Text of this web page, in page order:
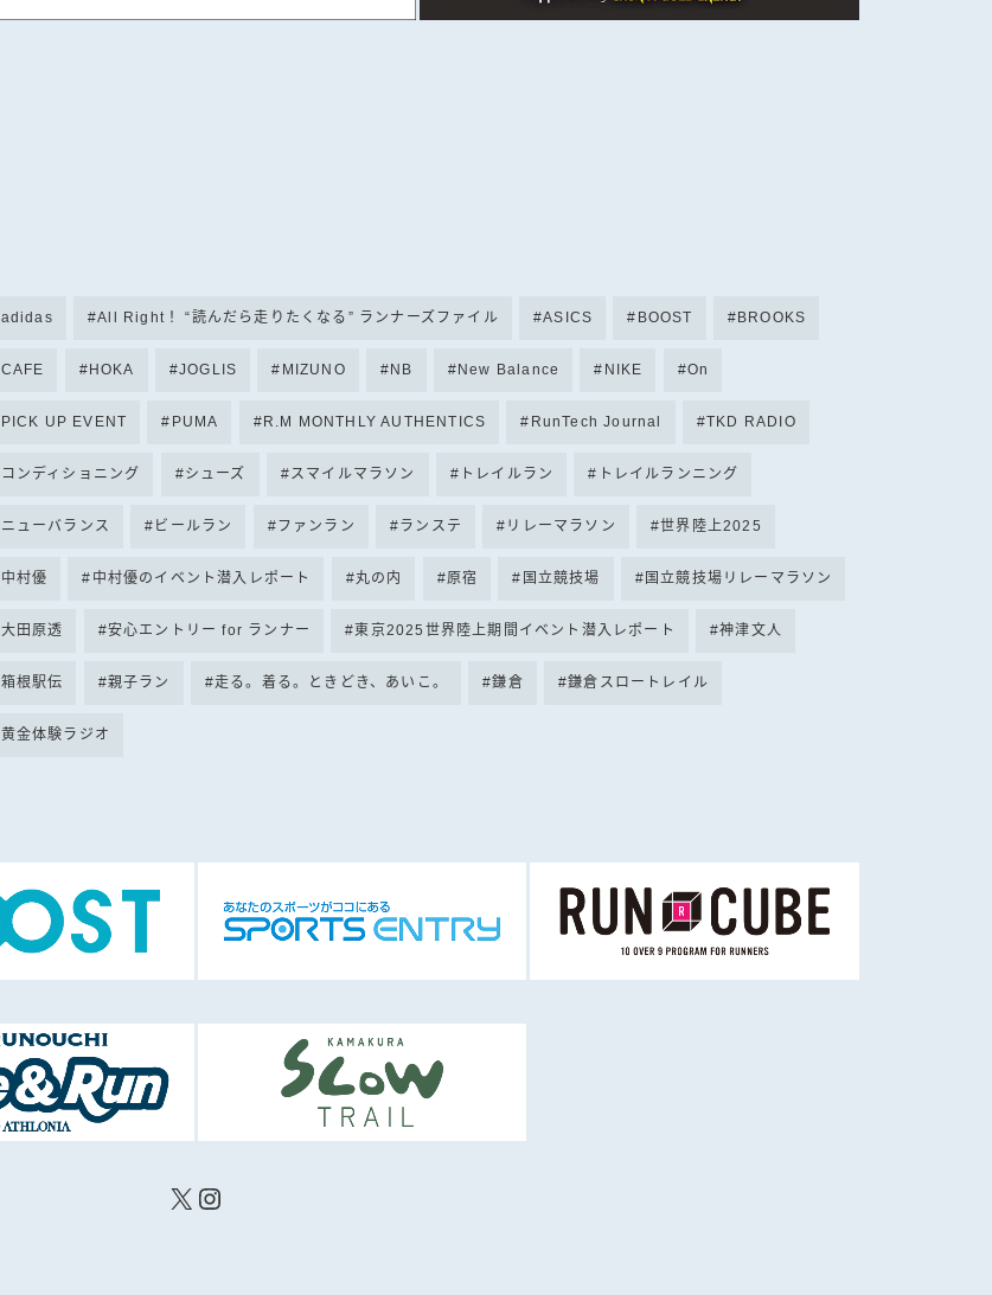
adidas All Right！ “読んだら走りたくなる” ランナーズファイル ASICS BOOST BROOKS
CAFE HOKA JOGLIS MIZUNO NB New Balance NIKE On
PICK UP EVENT PUMA R.M MONTHLY AUTHENTICS RunTech Journal TKD RADIO
コンディショニング シューズ スマイルマラソン トレイルラン トレイルランニング
ニューバランス ビールラン ファンラン ランステ リレーマラソン 世界陸上2025
中村優 中村優のイベント潜入レポート 丸の内 原宿 国立競技場 国立競技場リレーマラソン
大田原透 安心エントリー for ランナー 東京2025世界陸上期間イベント潜入レポート 神津文人
箱根駅伝 親子ラン 走る。着る。ときどき、あいこ。 鎌倉 鎌倉スロートレイル
黄金体験ラジオ
X Instagram